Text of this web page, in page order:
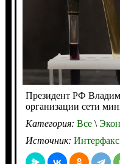
Президент РФ
организации сети
Категория: Все\
Источник: Интерфакс